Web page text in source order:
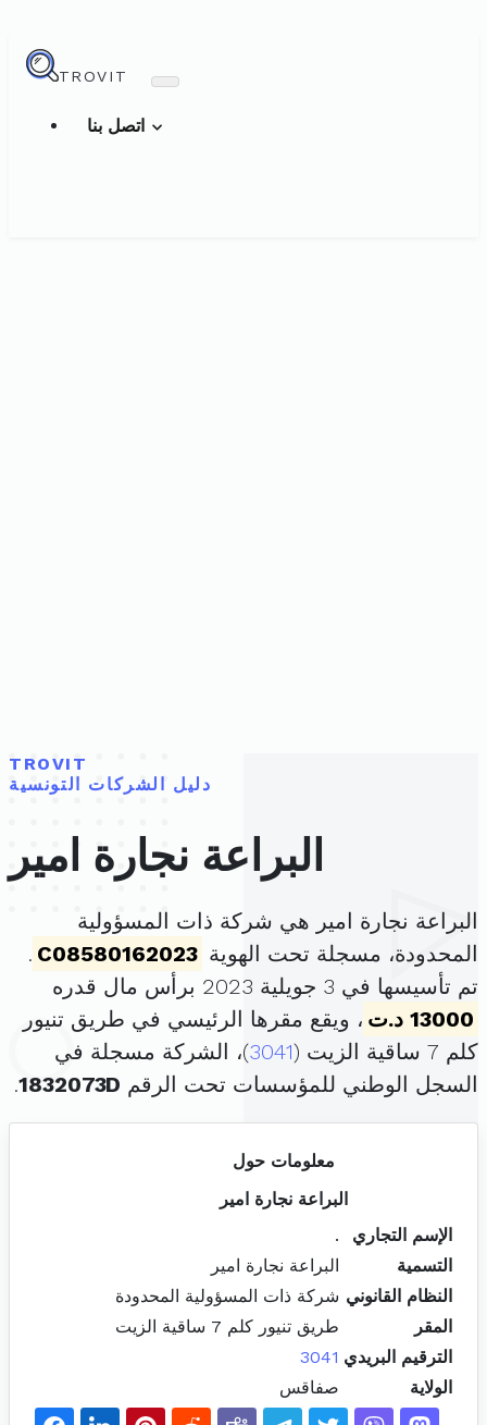
TROVIT
TROVIT
دليل الشركات التونسية
البراعة نجارة امير
البراعة نجارة امير هي شركة ذات المسؤولية
المحدودة، مسجلة تحت الهوية C08580162023
.
تم تأسيسها في 3 جويلية 2023 برأس مال قدره
13000 د.ت
، ويقع مقرها الرئيسي في طريق تنيور
كلم 7 ساقية الزيت (
3041)، الشركة مسجلة في
السجل الوطني للمؤسسات تحت الرقم 1832073D
.
معلومات حول
البراعة نجارة امير
الإسم التجاري
.
التسمية
البراعة نجارة امير
النظام القانوني شركة ذات المسؤولية المحدودة
المقر
طريق تنيور كلم 7 ساقية الزيت
الترقيم البريدي 3041
الولاية
صفاقس